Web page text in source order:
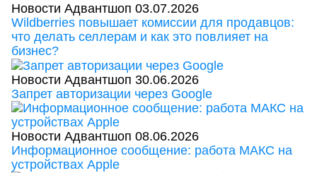
Новости Адвантшоп 03.07.2026
Wildberries повышает комиссии для продавцов:
что делать селлерам и как это повлияет на
бизнес?
Новости Адвантшоп 30.06.2026
Запрет авторизации через Google
Новости Адвантшоп 08.06.2026
Информационное сообщение: работа МАКС на
устройствах Apple